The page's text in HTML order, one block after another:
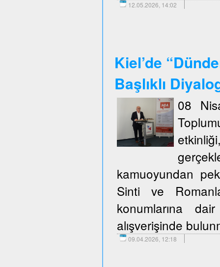
12.05.2026, 14:02
Kiel’de
Başlıklı
08
kamuoyundan pek
Sinti ve
konumlarına
alışverişinde
09.04.2026, 12:18